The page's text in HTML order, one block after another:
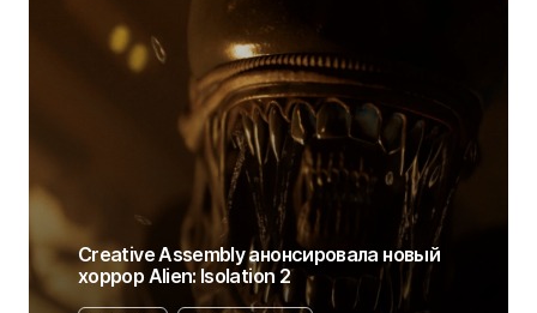
Creative Assembly анонсировала новый
хоррор Alien: Isolation 2